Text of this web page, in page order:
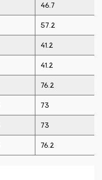
46.7
57.2
41.2
41.2
76.2
73
73
76.2